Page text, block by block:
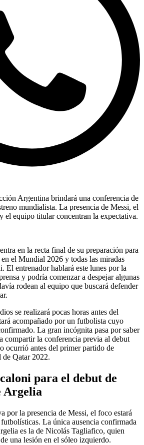
Argentina brindará una conferencia de
mundialista. La presencia de Messi, el
el equipo titular concentran la expectativa.
en la recta final de su preparación para
el Mundial 2026 y todas las miradas
El entrenador hablará este lunes por la
y podría comenzar a despejar algunas
rodean al equipo que buscará defender
se realizará pocas horas antes del
acompañado por un futbolista cuyo
La gran incógnita pasa por saber
compartir la conferencia previa al debut
ocurrió antes del primer partido de
Qatar 2022.
para el debut de
Argelia
por la presencia de Messi, el foco estará
La única ausencia confirmada
es la de Nicolás Tagliafico, quien
una lesión en el sóleo izquierdo.